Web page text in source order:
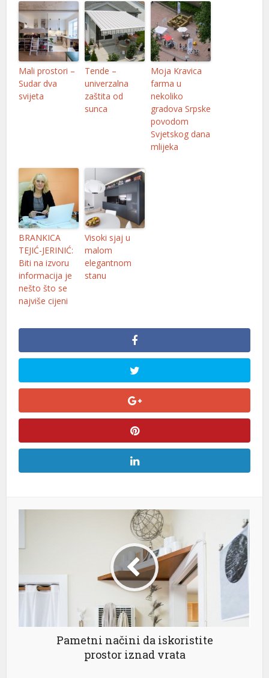
Mali prostori –
Sudar dva
svijeta
Tende –
univerzalna
zaštita od
sunca
Moja Kravica
farma u
nekoliko
gradova Srpske
povodom
Svjetskog dana
mlijeka
BRANKICA
TEJIĆ-JERINIĆ:
Biti na izvoru
informacija je
nešto što se
najviše cijeni
Visoki sjaj u
malom
elegantnom
stanu
Pametni načini da iskoristite
prostor iznad vrata